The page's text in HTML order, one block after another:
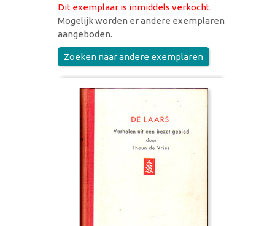
Dit exemplaar is inmiddels verkocht.
Mogelijk worden er andere exemplaren
aangeboden.
Zoeken naar andere exemplaren